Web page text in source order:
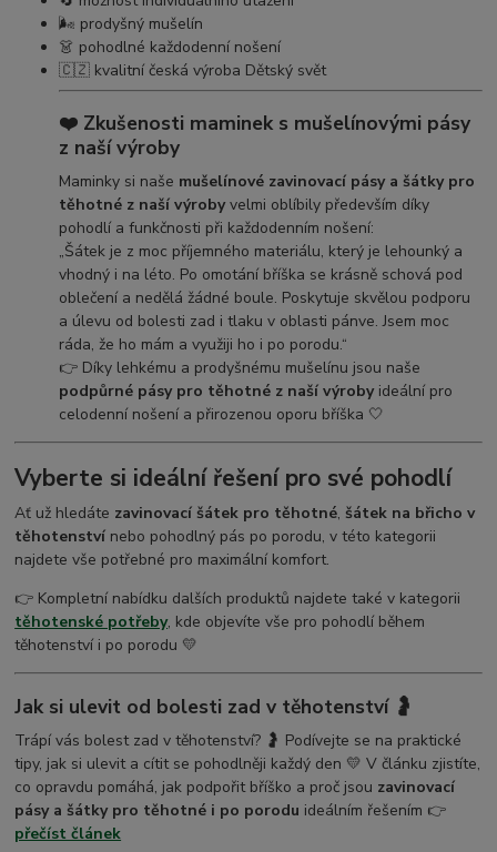
🌬️ prodyšný mušelín
👗 pohodlné každodenní nošení
🇨🇿 kvalitní česká výroba Dětský svět
❤️ Zkušenosti maminek s mušelínovými pásy
z naší výroby
Maminky si naše mušelínové zavinovací pásy a šátky pro
těhotné z naší výrobyvelmi oblíbily především díky
pohodlí a funkčnosti při každodenním nošení:
„Šátek je z moc příjemného materiálu, který je lehounký a
vhodný i na léto. Po omotání bříška se krásně schová pod
oblečení a nedělá žádné boule. Poskytuje skvělou podporu
a úlevu od bolesti zad i tlaku v oblasti pánve. Jsem moc
ráda, že ho mám a využiji ho i po porodu.“
👉 Díky lehkému a prodyšnému mušelínu jsou naše
podpůrné pásy pro těhotné z naší výrobyideální pro
celodenní nošení a přirozenou oporu bříška 🤍
Vyberte si ideální řešení pro své pohodlí
Ať už hledáte zavinovací šátek pro těhotné, šátek na břicho v
těhotenství nebo pohodlný pás po porodu, v této kategorii
najdete vše potřebné pro maximální komfort.
👉 Kompletní nabídku dalších produktů najdete také v kategorii
těhotenské potřeby, kde objevíte vše pro pohodlí během
těhotenství i po porodu 💛
Jak si ulevit od bolesti zad v těhotenství 🤰
Trápí vás bolest zad v těhotenství? 🤰 Podívejte se na praktické
tipy, jak si ulevit a cítit se pohodlněji každý den 💛 V článku zjistíte,
co opravdu pomáhá, jak podpořit bříško a proč jsou zavinovací
pásy a šátky pro těhotné i po porodu ideálním řešením 👉
přečíst článek